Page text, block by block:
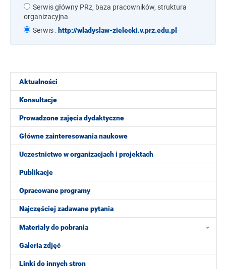
Aktualności
Konsultacje
Prowadzone zajęcia dydaktyczne
Główne zainteresowania naukowe
Uczestnictwo w organizacjach i projektach
Publikacje
Opracowane programy
Najczęściej zadawane pytania
Materiały do pobrania
Galeria zdjęć
Linki do innych stron
Serwis główny PRz, baza pracowników, struktura
organizacyjna
Serwis : http://wladyslaw-zielecki.v.prz.edu.pl